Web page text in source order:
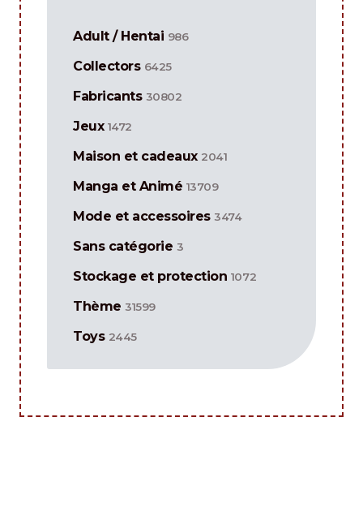
Adult / Hentai 986
Collectors 6425
Fabricants 30802
Jeux 1472
Maison et cadeaux 2041
Manga et Animé 13709
Mode et accessoires 3474
Sans catégorie 3
Stockage et protection 1072
Thème 31599
Toys 2445